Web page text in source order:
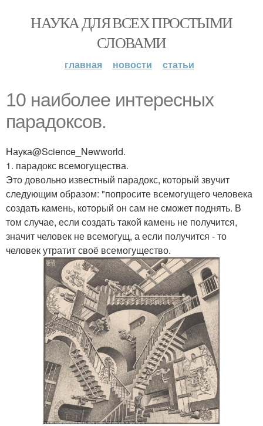
НАУКА ДЛЯ ВСЕХ ПРОСТЫМИ
СЛОВАМИ
главная новости статьи
10 наиболее интересных
парадоксов.
Наука@Science_Newworld.
1. парадокс всемогущества.
Это довольно известный парадокс, который звучит
следующим образом: "попросите всемогущего человека
создать камень, который он сам не сможет поднять. В
том случае, если создать такой камень не получится,
значит человек не всемогущ, а если получится - то
человек утратит своё всемогущество.